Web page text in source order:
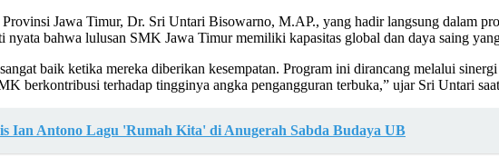
Jawa Timur, Dr. Sri Untari Bisowarno, M.AP., yang hadir langsung dalam
bahwa lulusan SMK Jawa Timur memiliki kapasitas global dan daya saing
baik ketika mereka diberikan kesempatan. Program ini dirancang melalui
berkontribusi terhadap tingginya angka pengangguran terbuka,” ujar Sri Untari
Ian Antono Lagu 'Rumah Kita' di Anugerah Sabda Budaya UB